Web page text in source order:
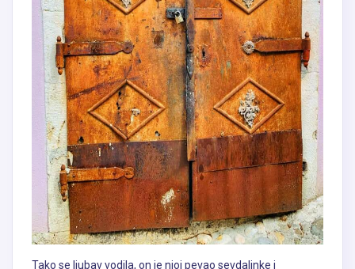
Tako se ljubav vodila, on je njoj pevao sevdalinke i